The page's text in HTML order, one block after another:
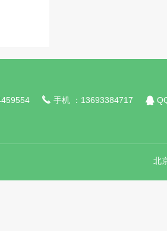
 手机 ：13693384717 
北